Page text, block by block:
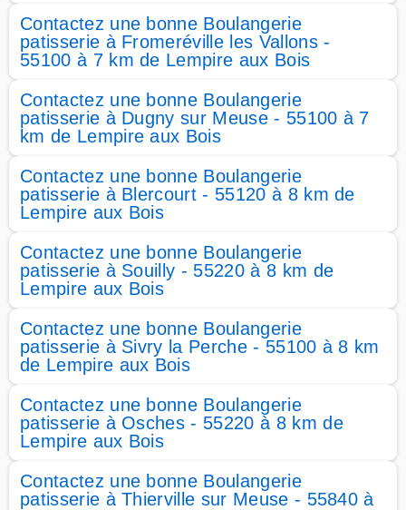
Contactez une bonne Boulangerie
patisserie à Fromeréville les Vallons -
55100 à 7 km de Lempire aux Bois
Contactez une bonne Boulangerie
patisserie à Dugny sur Meuse - 55100 à 7
km de Lempire aux Bois
Contactez une bonne Boulangerie
patisserie à Blercourt - 55120 à 8 km de
Lempire aux Bois
Contactez une bonne Boulangerie
patisserie à Souilly - 55220 à 8 km de
Lempire aux Bois
Contactez une bonne Boulangerie
patisserie à Sivry la Perche - 55100 à 8 km
de Lempire aux Bois
Contactez une bonne Boulangerie
patisserie à Osches - 55220 à 8 km de
Lempire aux Bois
Contactez une bonne Boulangerie
patisserie à Thierville sur Meuse - 55840 à